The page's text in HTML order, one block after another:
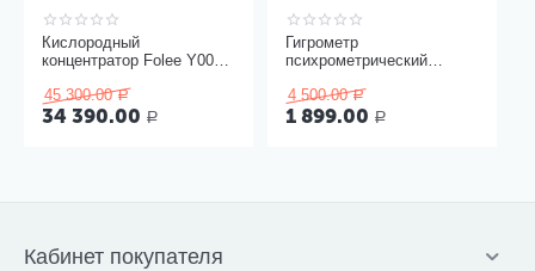
Кислородный
концентратор Folee Y007-
45 300.00 Р
34 390.00 Р
Гигрометр
психрометрический
4 500.00 Р
1 899.00 Р
Кабинет покупателя